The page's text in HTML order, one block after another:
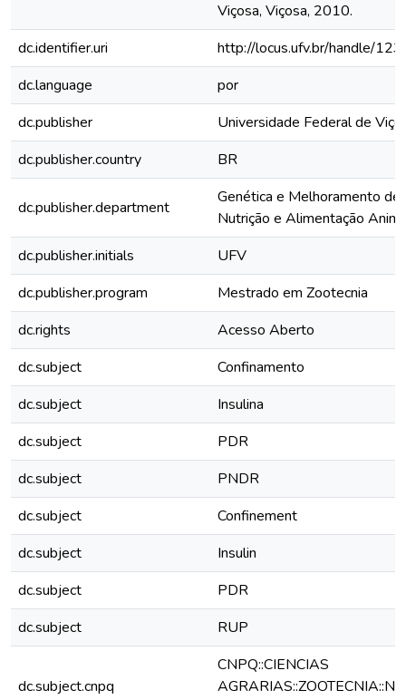
Viçosa, Viçosa, 2010.
dc.identifier.uri
http://locus.ufv.br/handle/
dc.language
por
dc.publisher
Universidade Federal de
dc.publisher.country
BR
dc.publisher.department
Genética e Melhoramento
Nutrição e Alimentação
dc.publisher.initials
UFV
dc.publisher.program
Mestrado em Zootecnia
dc.rights
Acesso Aberto
dc.subject
Confinamento
dc.subject
Insulina
dc.subject
PDR
dc.subject
PNDR
dc.subject
Confinement
dc.subject
Insulin
dc.subject
PDR
dc.subject
RUP
dc.subject.cnpq
CNPQ::CIENCIAS